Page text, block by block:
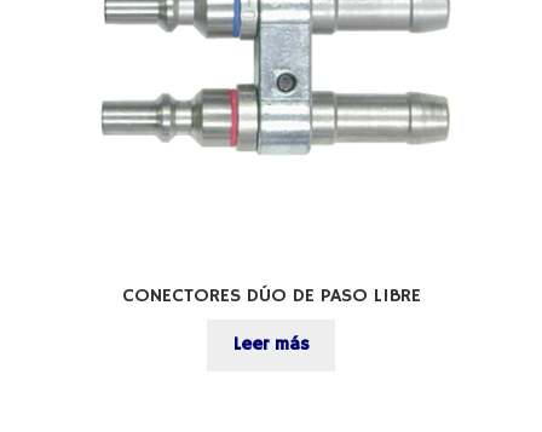
CONECTORES DÚO DE PASO LIBRE
Leer más